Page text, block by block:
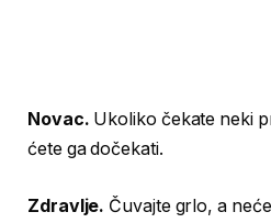
Novac. Ukoliko čekate neki
ćete ga dočekati.
Zdravlje. Čuvajte grlo, a